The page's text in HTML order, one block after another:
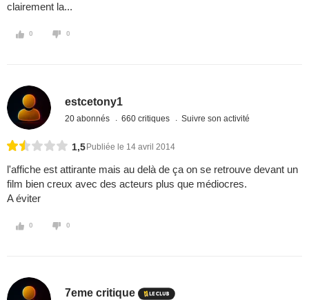
clairement la...
0 0
estcetony1
20 abonnés 660 critiques Suivre son activité
1,5 Publiée le 14 avril 2014
l'affiche est attirante mais au delà de ça on se retrouve devant un
film bien creux avec des acteurs plus que médiocres.
A éviter
0 0
7eme critique